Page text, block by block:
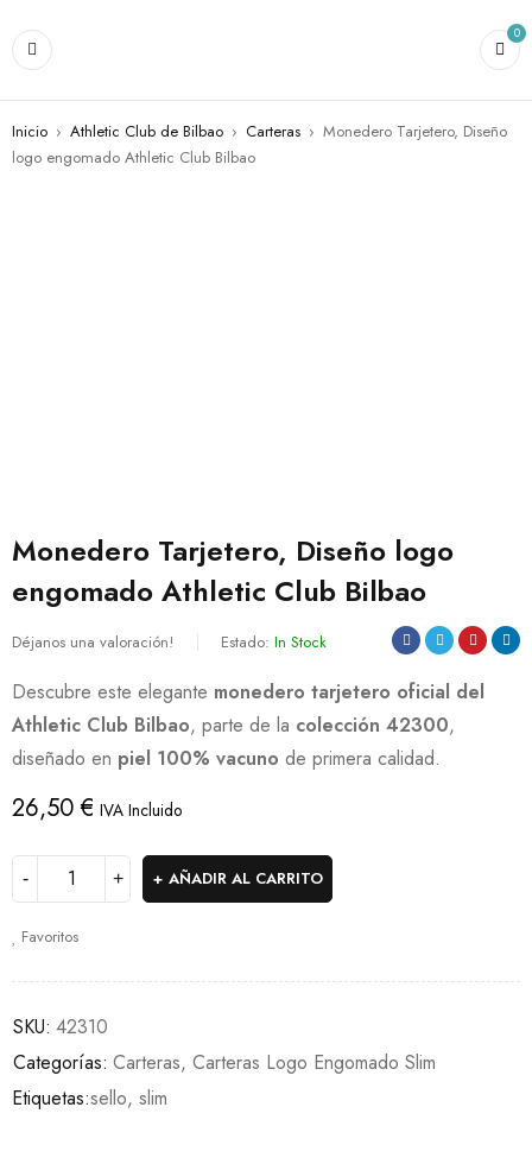
0
Inicio › Athletic Club de Bilbao › Carteras › Monedero Tarjetero, Diseño
logo engomado Athletic Club Bilbao
Monedero Tarjetero, Diseño logo
engomado Athletic Club Bilbao
Déjanos una valoración! Estado: In Stock
Descubre este elegante monedero tarjetero oficial del
Athletic Club Bilbao, parte de la colección 42300,
diseñado en piel 100% vacuno de primera calidad.
26,50€ IVA Incluido
AÑADIR AL CARRITO
Favoritos
SKU: 42310
Categorías: Carteras, Carteras Logo Engomado Slim
Etiquetas:sello, slim